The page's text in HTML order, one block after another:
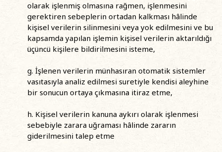
olarak işlenmiş olmasına rağmen, işlenmesini
gerektiren sebeplerin ortadan kalkması hâlinde
kişisel verilerin silinmesini veya yok edilmesini ve bu
kapsamda yapılan işlemin kişisel verilerin aktarıldığı
üçüncü kişilere bildirilmesini isteme,
g. İşlenen verilerin münhasıran otomatik sistemler
vasıtasıyla analiz edilmesi suretiyle kendisi aleyhine
bir sonucun ortaya çıkmasına itiraz etme,
h. Kişisel verilerin kanuna aykırı olarak işlenmesi
sebebiyle zarara uğraması hâlinde zararın
giderilmesini talep etme